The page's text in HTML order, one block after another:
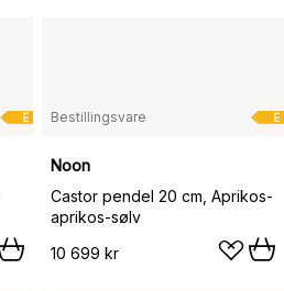
E E
Bestillingsvare
Noon
Castor pendel 20 cm, Aprikos-
aprikos-sølv
10 699 kr